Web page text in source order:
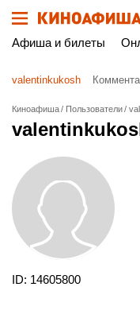
Афиша и билеты
valentinkukosh
Киноафиша Пользователи
ID: 14605800